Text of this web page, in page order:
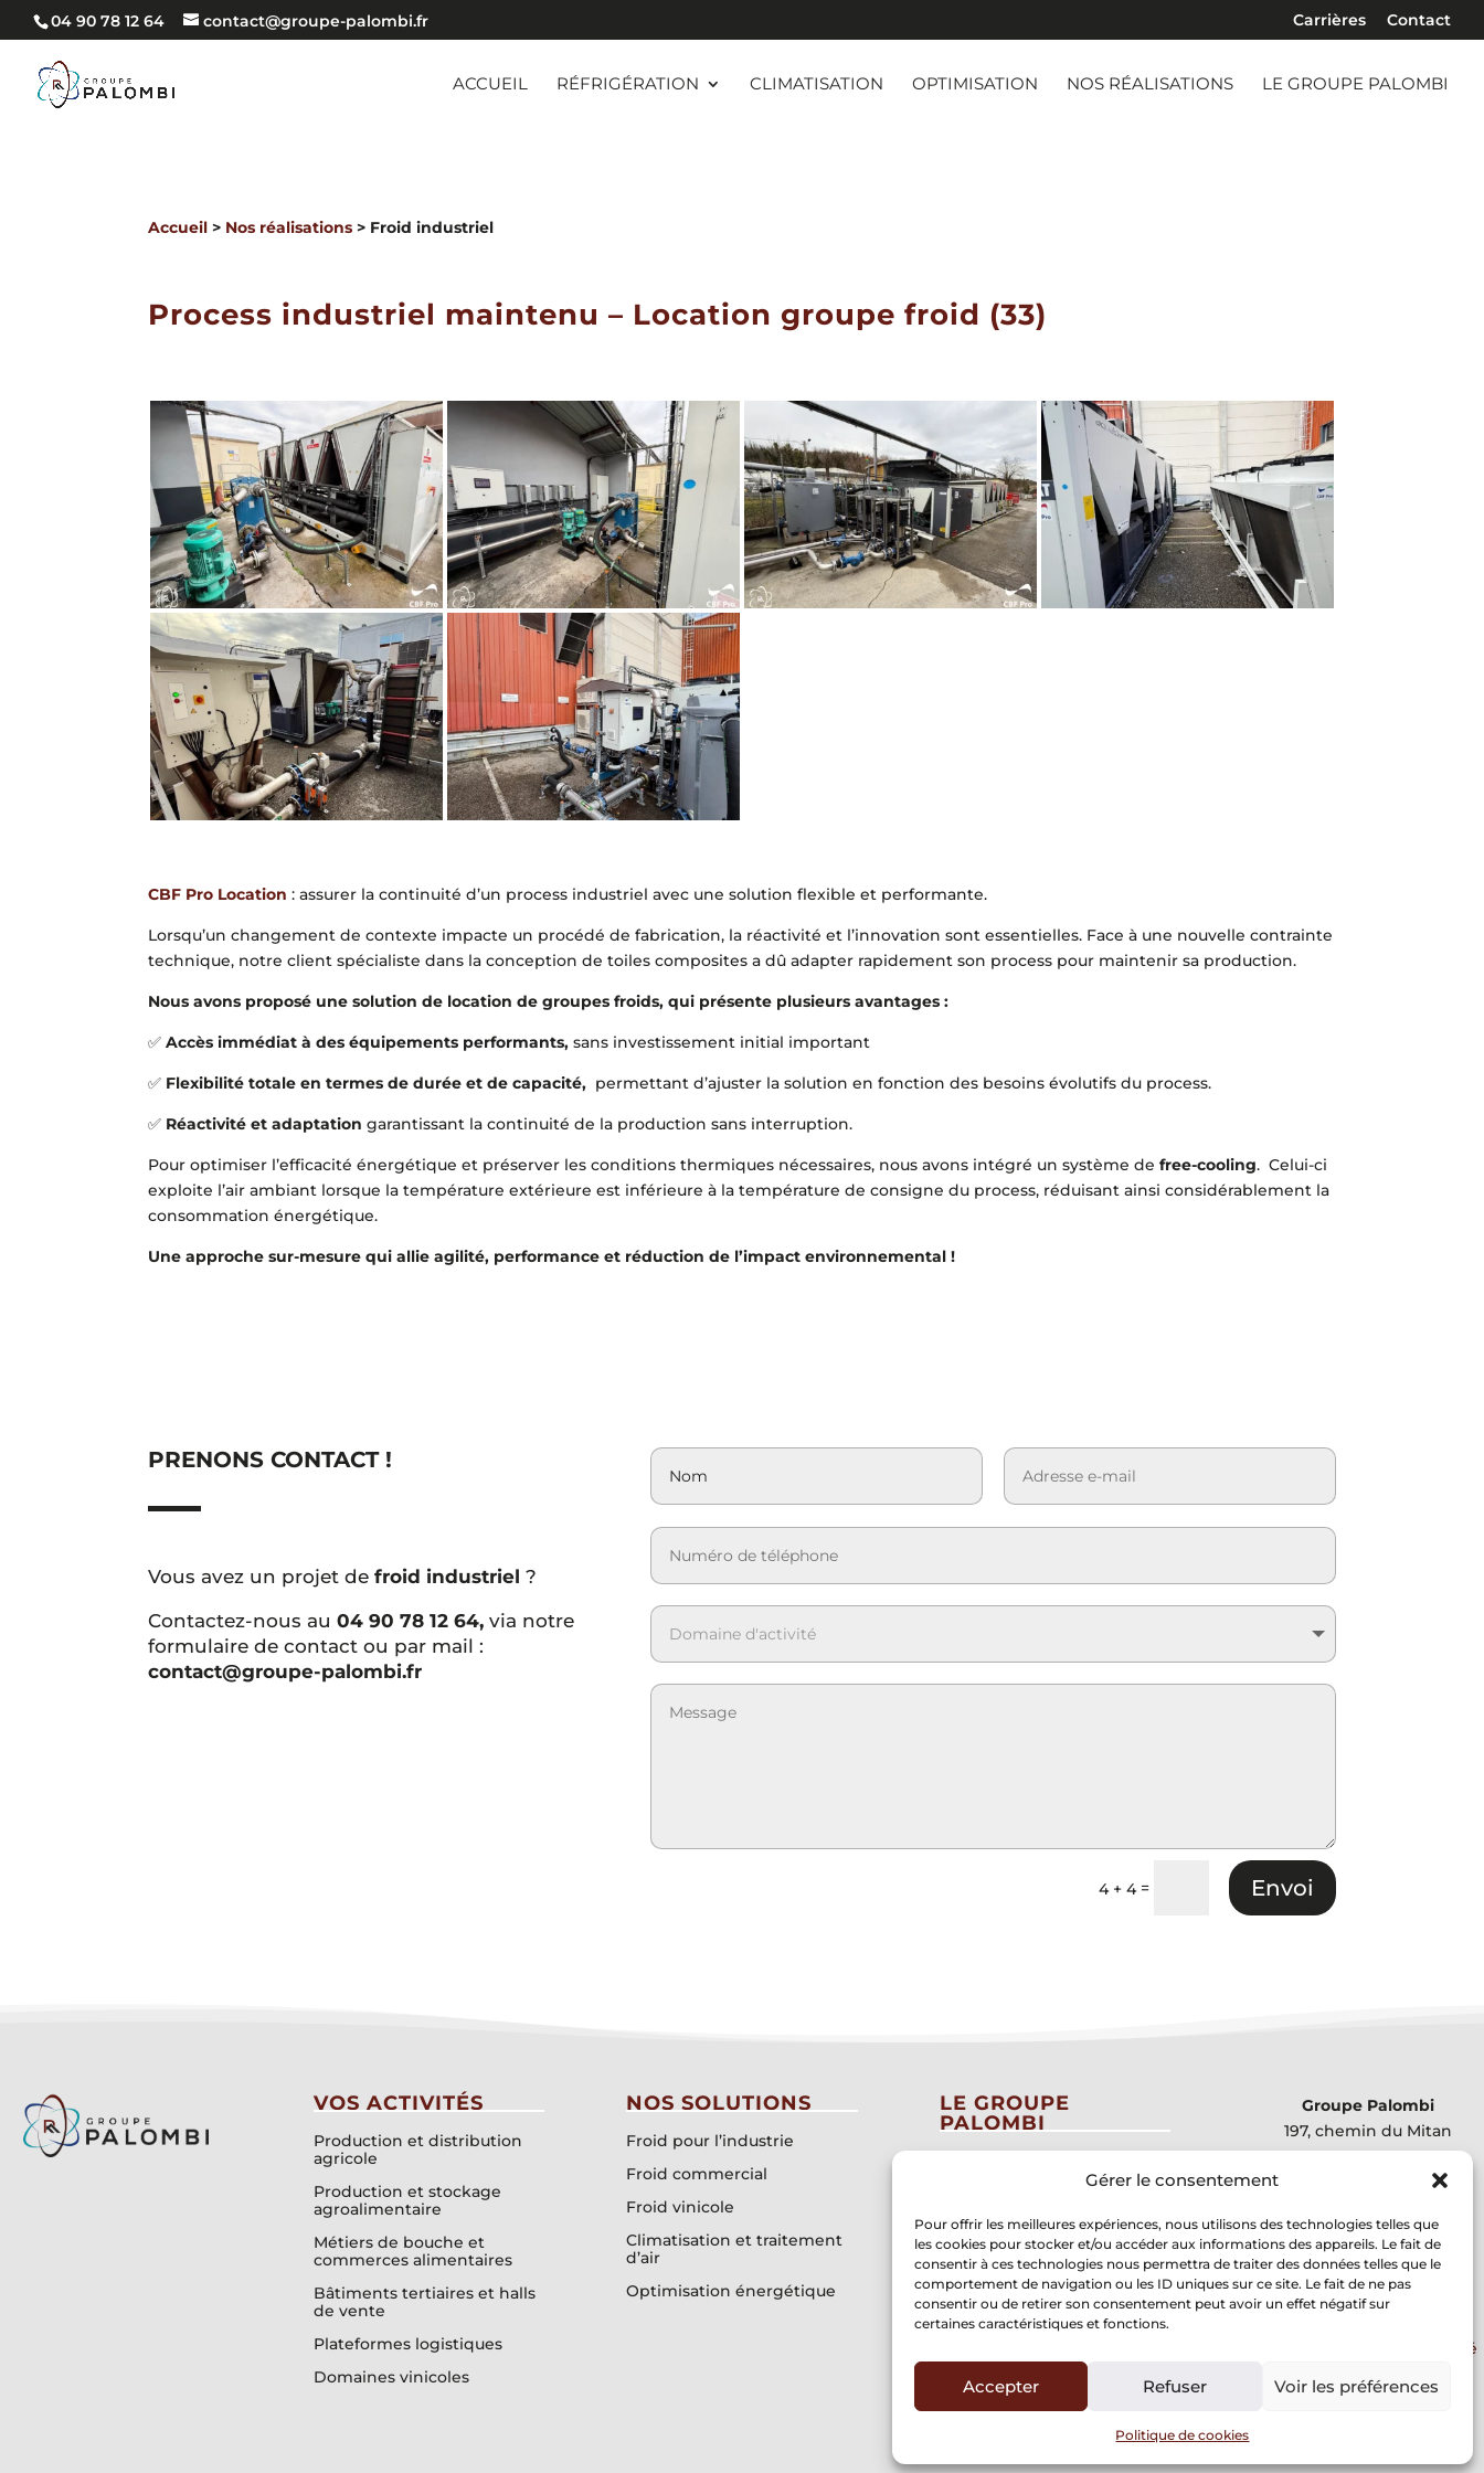
Gérer le consentement
Pour offrir les meilleures expériences, nous utilisons des technologies telles que
les cookies pour stocker et/ou accéder aux informations des appareils. Le fait de
consentir à ces technologies nous permettra de traiter des données telles que le
comportement de navigation ou les ID uniques sur ce site. Le fait de ne pas
consentir ou de retirer son consentement peut avoir un effet négatif sur
certaines caractéristiques et fonctions.
Accepter Refuser Voir les préférences
Politique de cookies
04 90 78 12 64 contact@groupe-palombi.fr Carrières Contact
ACCUEIL RÉFRIGÉRATION CLIMATISATION OPTIMISATION NOS RÉALISATIONS LE GROUPE PALOMBI
Accueil > Nos réalisations > Froid industriel
Process industriel maintenu – Location groupe froid (33)
CBF Pro Location : assurer la continuité d’un process industriel avec une solution flexible et performante.
Lorsqu’un changement de contexte impacte un procédé de fabrication, la réactivité et l’innovation sont essentielles. Face à une nouvelle contrainte
technique, notre client spécialiste dans la conception de toiles composites a dû adapter rapidement son process pour maintenir sa production.
Nous avons proposé une solution de location de groupes froids, qui présente plusieurs avantages :
✅Accès immédiat à des équipements performants, sans investissement initial important
✅ Flexibilité totale en termes de durée et de capacité, permettant d’ajuster la solution en fonction des besoins évolutifs du process.
✅ Réactivité et adaptation garantissant la continuité de la production sans interruption.
Pour optimiser l’efficacité énergétique et préserver les conditions thermiques nécessaires, nous avons intégré un système defree-cooling. Celui-ci
exploite l’air ambiant lorsque la température extérieure est inférieure à la température de consigne du process, réduisant ainsi considérablement la
consommation énergétique.
Une approche sur-mesure qui allie agilité, performance et réduction de l’impact environnemental !
PRENONS CONTACT !
Vous avez un projet defroid industriel ?
Contactez-nous au04 90 78 12 64,via notre
formulaire de contact ou par mail :
contact@groupe-palombi.fr
4 + 4= Envoi
VOS ACTIVITÉS
Production et distribution
agricole
Production et stockage
agroalimentaire
Métiers de bouche et
commerces alimentaires
Bâtiments tertiaires et halls
de vente
Plateformes logistiques
Domaines vinicoles
NOS SOLUTIONS
Froid pour l’industrie
Froid commercial
Froid vinicole
Climatisation et traitement
d’air
Optimisation énergétique
LE GROUPE
PALOMBI
Nos engagements
Notre centre de formation
interne
Nos structures
Groupe Palombi
197, chemin du Mitan
84300 CAVAILLON
Mentions légales
Politique de confidentialité